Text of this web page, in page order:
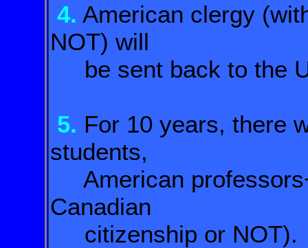
4. American clergy
NOT) will
be sent back to the
5. For 10 years, there
students,
American
Canadian
citizenship or NOT).